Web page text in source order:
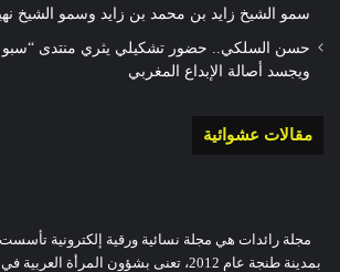
سمو الشيخ زايد بن محمد بن زايد وسمو الشيخ
حسن السلكي.. حضور تشكيلي يثري منتدى “سبو
ويجسد أصالة الإبداع المغربي
مقالات عشوائية
مجلة رائدات هي مجلة نسائية ورقية إلكترونية
بمدينة طنجة عام 2012، تعنى بشؤون المرأة